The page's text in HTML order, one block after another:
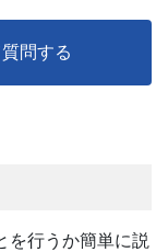
問する
を行うか簡単に説